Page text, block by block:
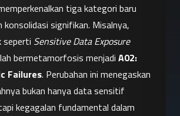
tiga kategori baru
konsolidasi signifikan. Misalnya,
seperti Sensitive Data Exposure
bermetamorfosis menjadi A02:
Failures. Perubahan ini menegaskan
bukan hanya data sensitif
kegagalan fundamental dalam